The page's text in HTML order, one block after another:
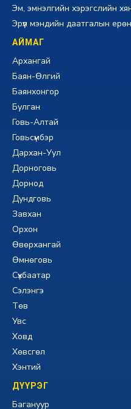
Эм, эмнэлгийн хэрэгслийн
Эрүүл мэндийн даатгалын
АЙМАГ
Архангай
Баян-Өлгий
Баянхонгор
Булган
Говь-Алтай
Говьсүмбэр
Дархан-Уул
Дорноговь
Дорнод
Дундговь
Завхан
Орхон
Өвөрхангай
Өмнөговь
Сүхбаатар
Сэлэнгэ
Төв
Увс
Ховд
Хөвсгөл
Хэнтий
ДҮҮРЭГ
Багануур